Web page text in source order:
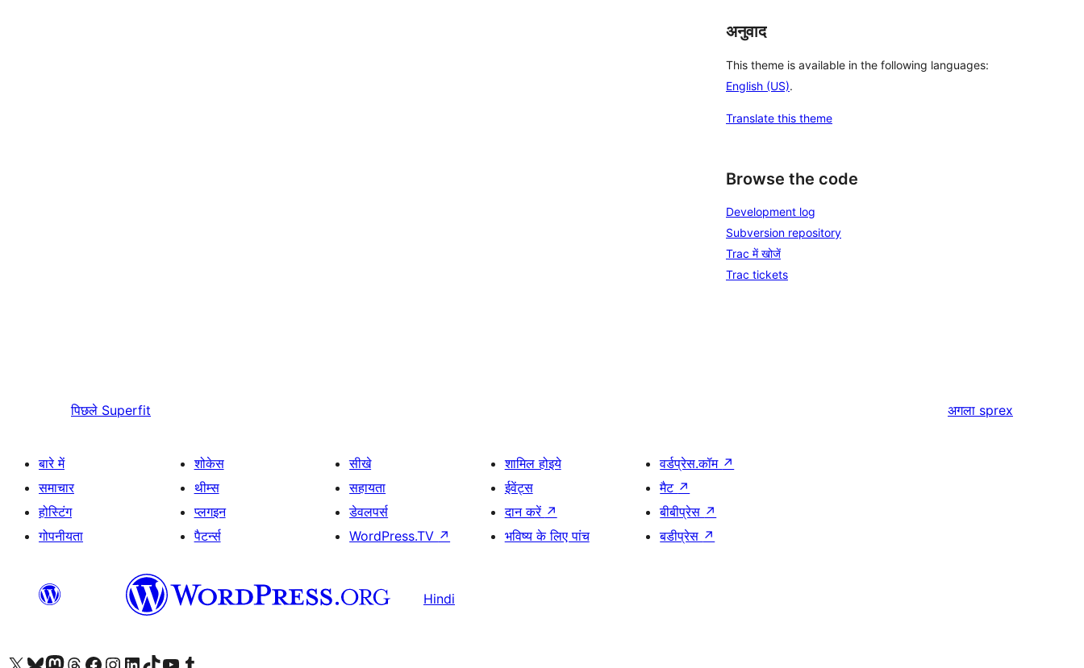
अनुवाद
This theme is available in the following languages:
English (US).
Translate this theme
Browse the code
Development log
Subversion repository
Trac में खोजें
Trac tickets
पिछले Superfit अगला sprex
बारे में
समाचार
होस्टिंग
गोपनीयता
शोकेस
थीम्स
प्लगइन
पैटर्न्स
सीखे
सहायता
डेवलपर्स
WordPress.TV ↗
शामिल होइये
ईवेंट्स
दान करें ↗
भविष्य के लिए पांच
वर्डप्रेस.कॉम ↗
मैट ↗
बीबीप्रेस ↗
बडीप्रेस ↗
Hindi
Visit our X (formerly Twitter) account
हमारे बलुस्की खाते पर जाएँVisit our Mastodon account
हमारे थ्रेड्स अकाउंट पर जाएंहमारे फेसबुक पेज पर जाएँहमारे इंस्टाग्राम अकाउंट पर जाएंहमारे लिंक्डइन खाते पर जाएँहमारे टिकटॉक खाते पर जाएँहमारे यूट्यूब चैनल पर जाएंहमारे Tumblr खाते पर जाएँ